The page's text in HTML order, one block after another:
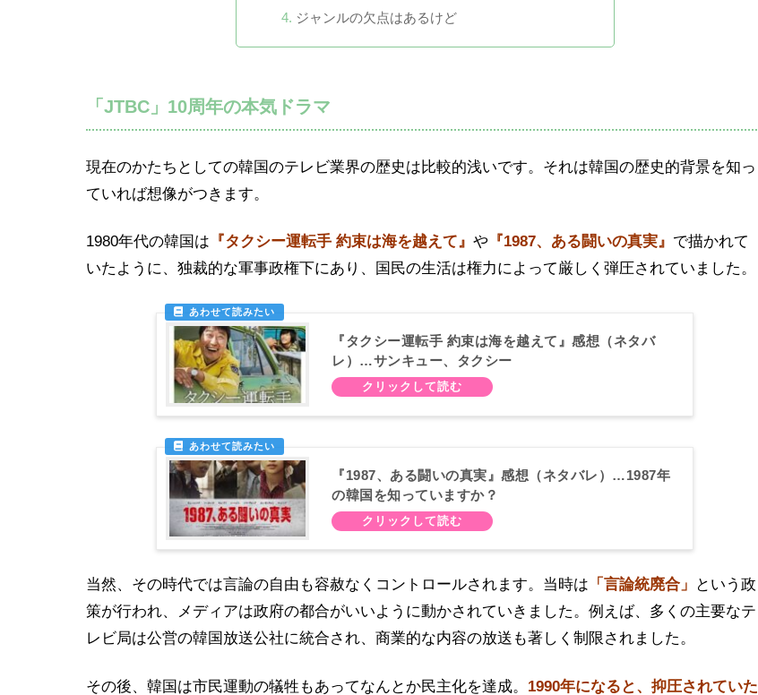
ジャンルの欠点はあるけど
「JTBC」10周年の本気ドラマ
現在のかたちとしての韓国のテレビ業界の歴史は比較的浅いです。それは韓国の歴史的背景を知っ
ていれば想像がつきます。
1980年代の韓国は 『タクシー運転手 約束は海を越えて』 や 『1987、ある闘いの真実』 で描かれて
いたように、独裁的な軍事政権下にあり、国民の生活は権力によって厳しく弾圧されていました。
『タクシー運転手 約束は海を越えて』感想（ネタバ
レ）…サンキュー、タクシー
『1987、ある闘いの真実』感想（ネタバレ）…1987年
の韓国を知っていますか？
当然、その時代では言論の自由も容赦なくコントロールされます。当時は 「言論統廃合」
という政
策が行われ、メディアは政府の都合がいいように動かされていきました。例えば、多くの主要なテ
レビ局は公営の韓国放送公社に統合され、商業的な内容の放送も著しく制限されました。
その後、韓国は市民運動の犠牲もあってなんとか民主化を達成。 1990年になると、抑圧されていた